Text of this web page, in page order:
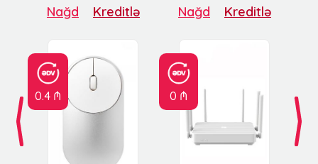
Nağd Kreditlə Nağd Kreditlə
0.4 ₼ 0 ₼